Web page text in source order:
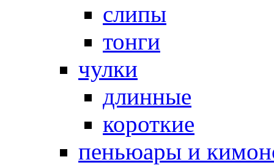
слипы
тонги
чулки
длинные
короткие
пеньюары и